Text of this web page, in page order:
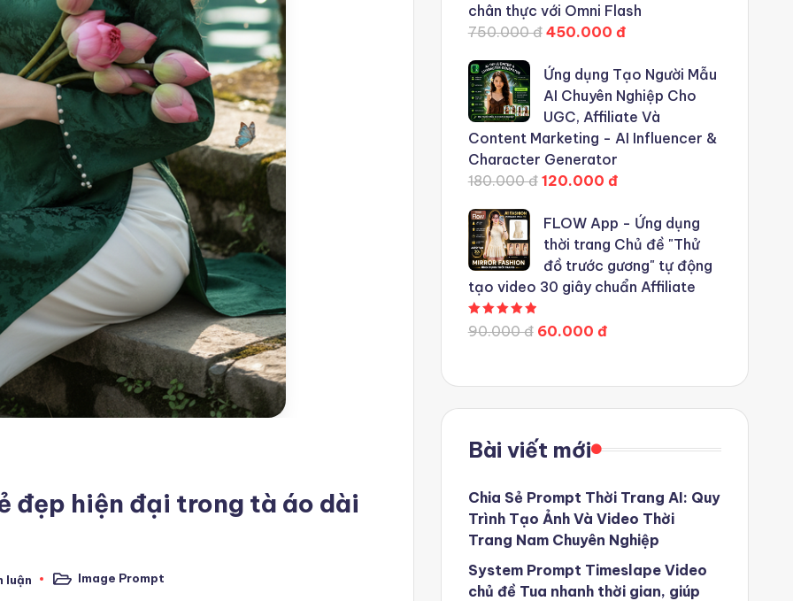
đẹp hiện đại trong tà áo dài
luận
PostedImage Prompt
chân thực với Omni Flash
750.000 đ 450.000 đ
Ứng dụng Tạo Người Mẫu
AI Chuyên Nghiệp Cho
UGC, Affiliate Và
Content Marketing - AI Influencer &
Character Generator
180.000 đ 120.000 đ
FLOW App - Ứng dụng
thời trang Chủ đề "Thử
đồ trước gương" tự động
tạo video 30 giây chuẩn Affiliate
90.000 đ 60.000 đ
Bài viết mới
Chia Sẻ Prompt Thời Trang AI: Quy
Trình Tạo Ảnh Và Video Thời
Trang Nam Chuyên Nghiệp
System Prompt Timeslape Video
chủ đề Tua nhanh thời gian, giúp